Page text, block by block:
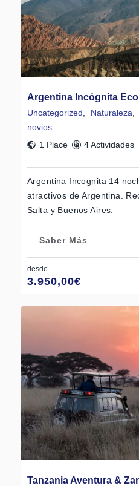
Argentina Incógnita
Uncategorized Naturaleza
novios
1 Place
4 Actividades
Argentina Incognita 14
atractivos de Argentina.
Salta y Buenos Aires.
Saber Más
desde
3.950,00€
Tanzania Aventura &